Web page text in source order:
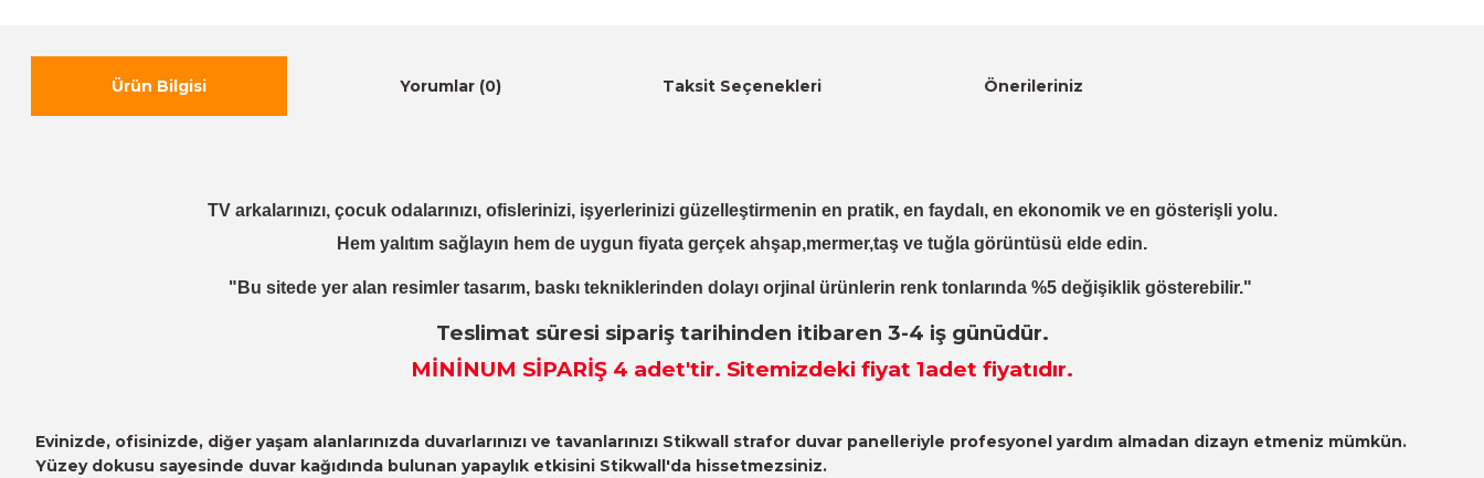
Ürün Bilgisi Yorumlar (0) Taksit Seçenekleri Önerileriniz
TV arkalarınızı, çocuk odalarınızı, ofislerinizi, işyerlerinizi güzelleştirmenin en pratik, en faydalı, en ekonomik ve en gösterişli yolu.
Hem yalıtım sağlayın hem de uygun fiyata gerçek ahşap,mermer,taş ve tuğla görüntüsü elde edin.
"Bu sitede yer alan resimler tasarım, baskı tekniklerinden dolayı orjinal ürünlerin renk tonlarında %5 değişiklik gösterebilir."
Teslimat süresi sipariş tarihinden itibaren 3-4 iş günüdür.
MİNİNUM SİPARİŞ 4 adet'tir. Sitemizdeki fiyat 1adet fiyatıdır.
Evinizde, ofisinizde, diğer yaşam alanlarınızda duvarlarınızı ve tavanlarınızı Stikwall strafor duvar panelleriyle profesyonel yardım almadan dizayn etmeniz mümkün.
Yüzey dokusu sayesinde duvar kağıdında bulunan yapaylık etkisini Stikwall'da hissetmezsiniz.